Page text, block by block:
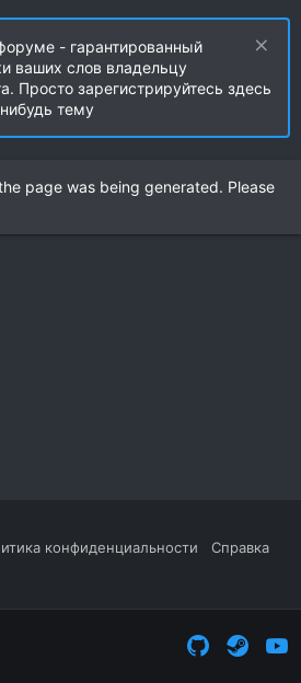
- гарантированный
ваших слов владельцу
Просто зарегистрируйтесь здесь
тему
page was being generated. Please
конфиденциальности Справка